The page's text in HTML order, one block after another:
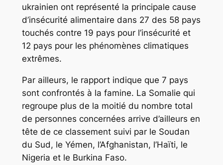
ukrainien ont représenté la principale cause
d’insécurité alimentaire dans 27 des 58 pays
touchés contre 19 pays pour l’insécurité et
12 pays pour les phénomènes climatiques
extrêmes.
Par ailleurs, le rapport indique que 7 pays
sont confrontés à la famine. La Somalie qui
regroupe plus de la moitié du nombre total
de personnes concernées arrive d’ailleurs en
tête de ce classement suivi par le Soudan
du Sud, le Yémen, l’Afghanistan, l’Haïti, le
Nigeria et le Burkina Faso.